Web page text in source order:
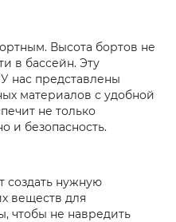
Высота бортов не
в бассейн. Эту
нас представлены
материалов с удобной
не только
и безопасность.
создать нужную
веществ для
чтобы не навредить